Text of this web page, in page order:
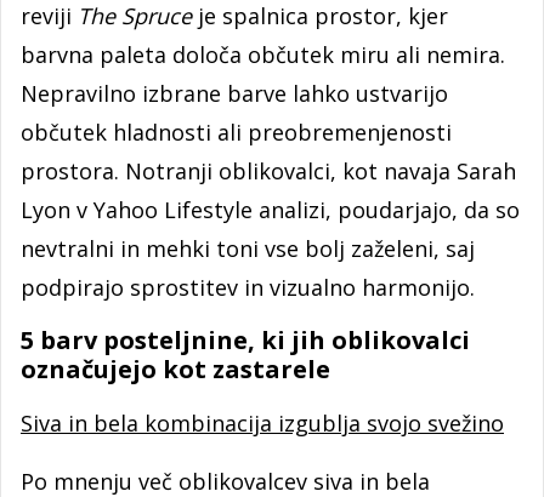
reviji The Spruceje spalnica prostor, kjer
barvna paleta določa občutek miru ali nemira.
Nepravilno izbrane barve lahko ustvarijo
občutek hladnosti ali preobremenjenosti
prostora. Notranji oblikovalci, kot navaja Sarah
Lyon v Yahoo Lifestyle analizi, poudarjajo, da so
nevtralni in mehki toni vse bolj zaželeni, saj
podpirajo sprostitev in vizualno harmonijo.
5 barv posteljnine, ki jih oblikovalci
označujejo kot zastarele
Siva in bela kombinacija izgublja svojo svežino
Po mnenju več oblikovalcev siva in bela